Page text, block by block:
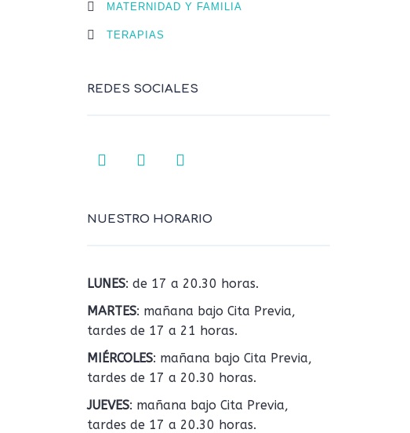
MATERNIDAD Y FAMILIA
TERAPIAS
REDES SOCIALES
NUESTRO HORARIO
LUNES: de 17 a 20.30 horas.
MARTES: mañana bajo Cita Previa,
tardes de 17 a 21 horas.
MIÉRCOLES: mañana bajo Cita Previa,
tardes de 17 a 20.30 horas.
JUEVES: mañana bajo Cita Previa,
tardes de 17 a 20.30 horas.